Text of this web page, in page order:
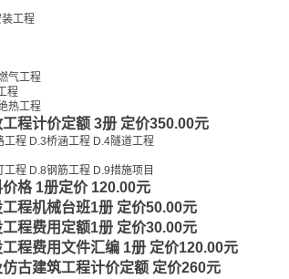
工程
气工程
程
热工程
程计价定额 3册 定价350.00元
工程 D.3桥涵工程 D.4隧道工程
程 D.8钢筋工程 D.9措施项目
格 1册定价 120.00元
程机械台班1册 定价50.00元
程费用定额1册 定价30.00元
程费用文件汇编 1册 定价120.00元
古建筑工程计价定额 定价260元